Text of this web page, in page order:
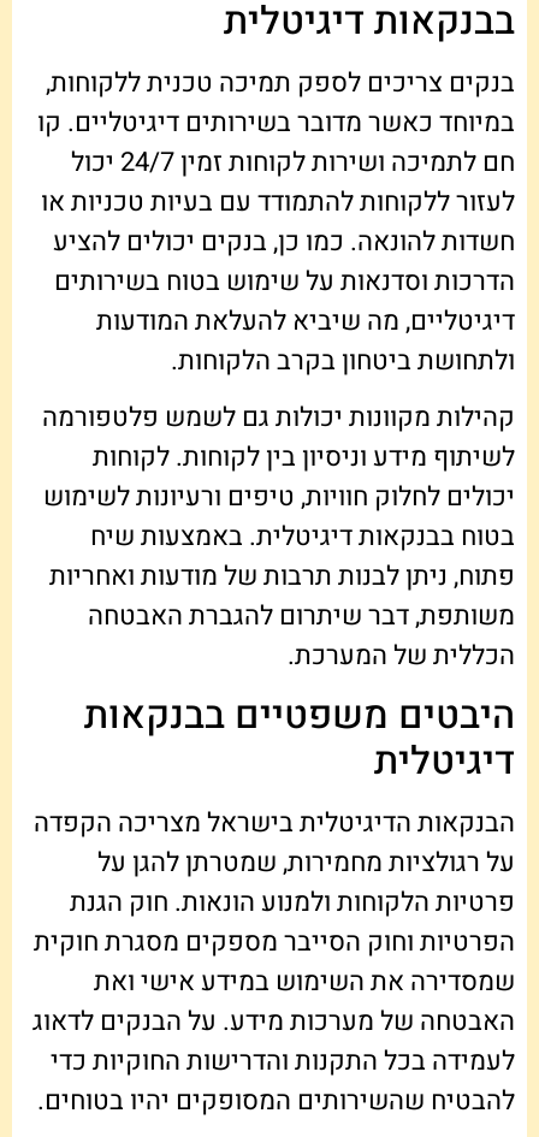
בבנקאות דיגיטלית
בנקים צריכים לספק תמיכה טכנית ללקוחות,
במיוחד כאשר מדובר בשירותים דיגיטליים. קו
חם לתמיכה ושירות לקוחות זמין 24/7 יכול
לעזור ללקוחות להתמודד עם בעיות טכניות או
חשדות להונאה. כמו כן, בנקים יכולים להציע
הדרכות וסדנאות על שימוש בטוח בשירותים
דיגיטליים, מה שיביא להעלאת המודעות
ולתחושת ביטחון בקרב הלקוחות.
קהילות מקוונות יכולות גם לשמש פלטפורמה
לשיתוף מידע וניסיון בין לקוחות. לקוחות
יכולים לחלוק חוויות, טיפים ורעיונות לשימוש
בטוח בבנקאות דיגיטלית. באמצעות שיח
פתוח, ניתן לבנות תרבות של מודעות ואחריות
משותפת, דבר שיתרום להגברת האבטחה
הכללית של המערכת.
היבטים משפטיים בבנקאות
דיגיטלית
הבנקאות הדיגיטלית בישראל מצריכה הקפדה
על רגולציות מחמירות, שמטרתן להגן על
פרטיות הלקוחות ולמנוע הונאות. חוק הגנת
הפרטיות וחוק הסייבר מספקים מסגרת חוקית
שמסדירה את השימוש במידע אישי ואת
האבטחה של מערכות מידע. על הבנקים לדאוג
לעמידה בכל התקנות והדרישות החוקיות כדי
להבטיח שהשירותים המסופקים יהיו בטוחים.